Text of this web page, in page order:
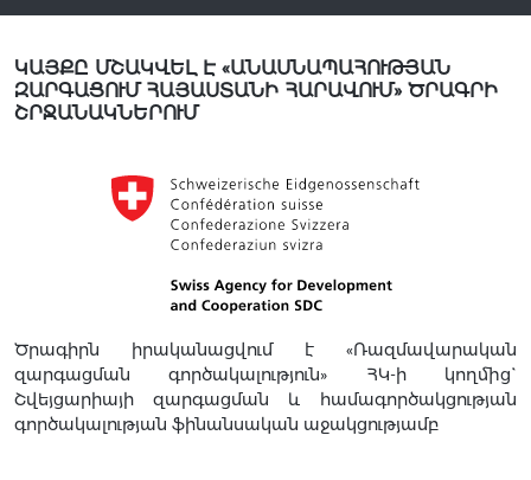
ԿԱՅՔԸ ՄՇԱԿՎԵԼ Է «ԱՆԱՍՆԱՊԱՀՈՒԹՅԱՆ
ԶԱՐԳԱՑՈՒՄ ՀԱՅԱՍՏԱՆԻ ՀԱՐԱՎՈՒՄ» ԾՐԱԳՐԻ
ՇՐՋԱՆԱԿՆԵՐՈՒՄ
Ծրագիրն իրականացվում է «Ռազմավարական
զարգացման գործակալություն» ՀԿ-ի կողմից`
Շվեյցարիայի զարգացման և համագործակցության
գործակալության ֆինանսական աջակցությամբ